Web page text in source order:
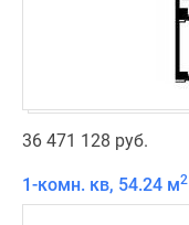
36 471 128 руб.
1-комн. кв, 54.24 м2